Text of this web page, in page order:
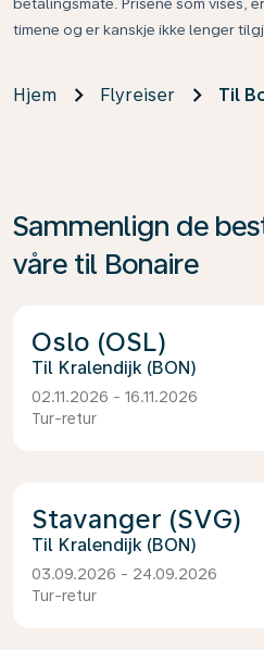
timene og er kanskje ikke lenger
Hjem Flyreiser Til
Sammenlign de
våre til Bonaire
Oslo (OSL)
Kralendijk (BON)
02.11.2026 - 16.11.2026
Tur-retur
Stavanger (SVG)
Kralendijk (BON)
03.09.2026 - 24.09.2026
Tur-retur